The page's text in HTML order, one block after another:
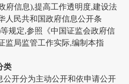
府信息),提高工作透明度,建设法
人民共和国政府信息公开条
规定,参照《中国证监会政府信
监局监管工作实际,编制本指
类
公开分为主动公开和依申请公开